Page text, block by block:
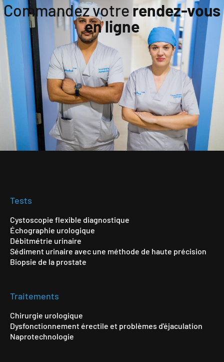
Commandez votre rendez-vous
en ligne
Tests
Cystoscopie flexible diagnostique
Échographie urologique
Débitmétrie urinaire
Sédiment urinaire avec une méthode de haute précision
Biopsie de la prostate
Traitements
Chirurgie urologique
Dysfonctionnement érectile et problèmes d'éjaculation
Naprotechnologie